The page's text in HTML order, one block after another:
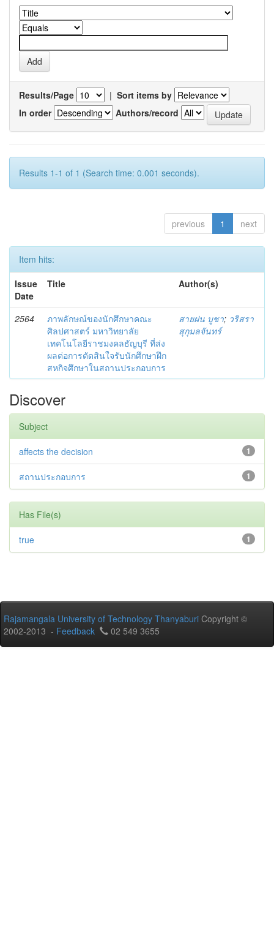
Results/Page | Sort items by
In order
Authors/record
Results 1-1 of 1 (Search time: 0.001 seconds).
previous 1 next
Item hits:
Issue
Date
Title Author(s)
2564
ภาพลักษณ์ของนักศึกษาคณะ
ศิลปศาสตร์ มหาวิทยาลัย
เทคโนโลยีราชมงคลธัญบุรี ที่ส่ง
ผลต่อการตัดสินใจรับนักศึกษาฝึก
สหกิจศึกษาในสถานประกอบการ
สายฝน บูชา; วริสรา
สุกุมลจันทร์
Discover
Subject
1
affects the decision
1
สถานประกอบการ
Has File(s)
1
true
Rajamangala University of Technology Thanyaburi Copyright ©
2002-2013 - Feedback 02 549 3655